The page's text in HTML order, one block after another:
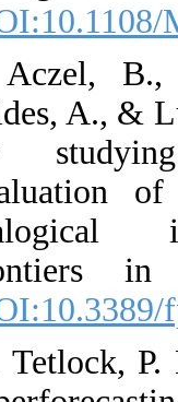
B.,
A., &
in
Tetlock,